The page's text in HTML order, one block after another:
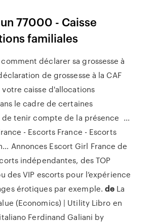
77000 - Caisse
familiales
déclarer sa grossesse à
de grossesse à la CAF
caisse d'allocations
le cadre de certaines
de tenir compte de la présence ...
- Escorts France - Escorts
Annonces Escort Girl France de
indépendantes, des TOP
des VIP escorts pour l’expérience
érotiques par exemple.de La
(Economics) | UtilityLibro en
Ferdinand Galiani by